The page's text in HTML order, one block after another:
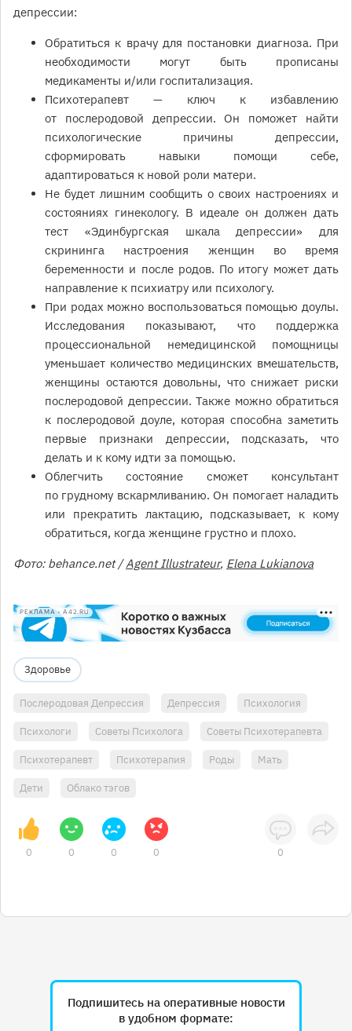
депрессии:
Обратиться к врачу для постановки диагноза. При
необходимости могут быть прописаны
медикаменты и/или госпитализация.
Психотерапевт — ключ к избавлению
от послеродовой депрессии. Он поможет найти
психологические причины депрессии,
сформировать навыки помощи себе,
адаптироваться к новой роли матери.
Не будет лишним сообщить о своих настроениях и
состояниях гинекологу. В идеале он должен дать
тест «Эдинбургская шкала депрессии» для
скрининга настроения женщин во время
беременности и после родов. По итогу может дать
направление к психиатру или психологу.
При родах можно воспользоваться помощью доулы.
Исследования показывают, что поддержка
процессиональной немедицинской помощницы
уменьшает количество медицинских вмешательств,
женщины остаются довольны, что снижает риски
послеродовой депрессии. Также можно обратиться
к послеродовой доуле, которая способна заметить
первые признаки депрессии, подсказать, что
делать и к кому идти за помощью.
Облегчить состояние сможет консультант
по грудному вскармливанию. Он помогает наладить
или прекратить лактацию, подсказывает, к кому
обратиться, когда женщине грустно и плохо.
Фото: behance.net /Agent Illustrateur, Elena Lukianova
РЕКЛАМА • A42.RU
Здоровье
Послеродовая Депрессия Депрессия Психология
Психологи Советы Психолога Советы Психотерапевта
Психотерапевт Психотерапия Роды Мать
Дети Облако тэгов
0 0 0 0 0
Подпишитесь на оперативные новости
в удобном формате: